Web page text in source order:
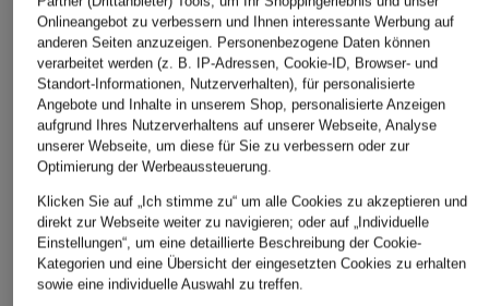
Onlineangebot zu verbessern und Ihnen interessante Werbung auf
anderen Seiten anzuzeigen. Personenbezogene Daten können
verarbeitet werden (z. B. IP-Adressen, Cookie-ID, Browser- und
Standort-Informationen, Nutzerverhalten), für personalisierte
Angebote und Inhalte in unserem Shop, personalisierte Anzeigen
aufgrund Ihres Nutzerverhaltens auf unserer Webseite, Analyse
unserer Webseite, um diese für Sie zu verbessern oder zur
Optimierung der Werbeaussteuerung.
Klicken Sie auf „Ich stimme zu“ um alle Cookies zu akzeptieren und
direkt zur Webseite weiter zu navigieren; oder auf „Individuelle
Einstellungen“, um eine detaillierte Beschreibung der Cookie-
Kategorien und eine Übersicht der eingesetzten Cookies zu erhalten
sowie eine individuelle Auswahl zu treffen.